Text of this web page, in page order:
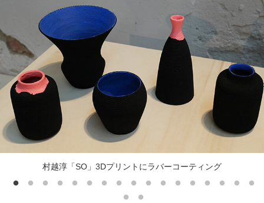
村越淳「SO」3Dプリントにラバーコーティング